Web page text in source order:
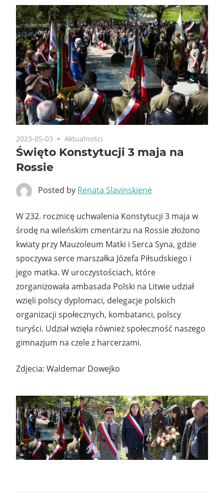
2023-05-03 Aktualności
Święto Konstytucji 3 maja na
Rossie
Posted by Renata Slavinskienė
W 232. rocznicę uchwalenia Konstytucji 3 maja w
środę na wileńskim cmentarzu na Rossie złożono
kwiaty przy Mauzoleum Matki i Serca Syna, gdzie
spoczywa serce marszałka Józefa Piłsudskiego i
jego matka. W uroczystościach, które
zorganizowała ambasada Polski na Litwie udział
wzięli polscy dyplomaci, delegacje polskich
organizacji społecznych, kombatanci, polscy
turyści. Udział wzięła również społeczność naszego
gimnazjum na czele z harcerzami.
Zdjecia: Waldemar Dowejko